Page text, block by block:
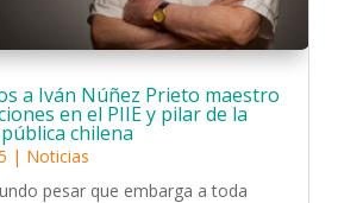
a Iván Núñez Prieto maestro
en el PIIE y pilar de la
chilena
| Noticias
pesar que embarga a toda